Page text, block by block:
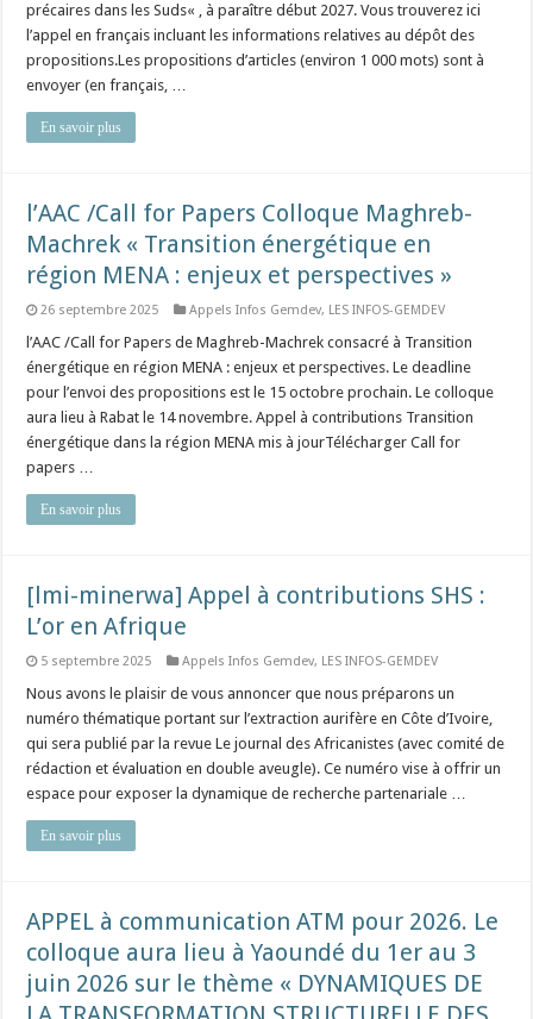
précaires dans les Suds« , à paraître début 2027. Vous trouverez ici
l’appel en français incluant les informations relatives au dépôt des
propositions.Les propositions d’articles (environ 1 000 mots) sont à
envoyer (en français, …
En savoir plus
l’AAC /Call for Papers Colloque Maghreb-
Machrek « Transition énergétique en
région MENA : enjeux et perspectives »
26 septembre 2025 Appels Infos Gemdev, LES INFOS-GEMDEV
l’AAC /Call for Papers de Maghreb-Machrek consacré à Transition
énergétique en région MENA : enjeux et perspectives. Le deadline
pour l’envoi des propositions est le 15 octobre prochain. Le colloque
aura lieu à Rabat le 14 novembre. Appel à contributions Transition
énergétique dans la région MENA mis à jourTélécharger Call for
papers …
En savoir plus
[lmi-minerwa] Appel à contributions SHS :
L’or en Afrique
5 septembre 2025 Appels Infos Gemdev, LES INFOS-GEMDEV
Nous avons le plaisir de vous annoncer que nous préparons un
numéro thématique portant sur l’extraction aurifère en Côte d’Ivoire,
qui sera publié par la revue Le journal des Africanistes (avec comité de
rédaction et évaluation en double aveugle). Ce numéro vise à offrir un
espace pour exposer la dynamique de recherche partenariale …
En savoir plus
APPEL à communication ATM pour 2026. Le
colloque aura lieu à Yaoundé du 1er au 3
juin 2026 sur le thème « DYNAMIQUES DE